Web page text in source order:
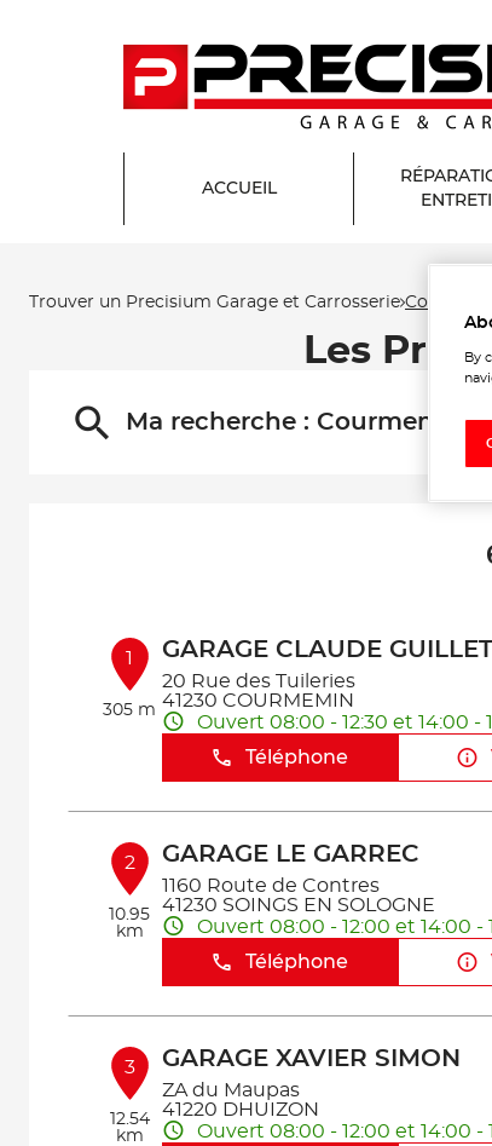
ACCUEIL
Trouver un Precisium Garage et Carrosserie
Les
Ma recherche : Courmemin
1
305 m
GARAGE CLAUDE GUILLET
20 Rue des Tuileries
41230 COURMEMIN
Ouvert 08:00 - 12:30 et 14:00 -
Téléphone
2
10.95
km
GARAGE LE GARREC
1160 Route de Contres
41230 SOINGS EN SOLOGNE
Ouvert 08:00 - 12:00 et 14:00 -
Téléphone
3
12.54
km
GARAGE XAVIER SIMON
ZA du Maupas
41220 DHUIZON
Ouvert 08:00 - 12:00 et 14:00 -
By